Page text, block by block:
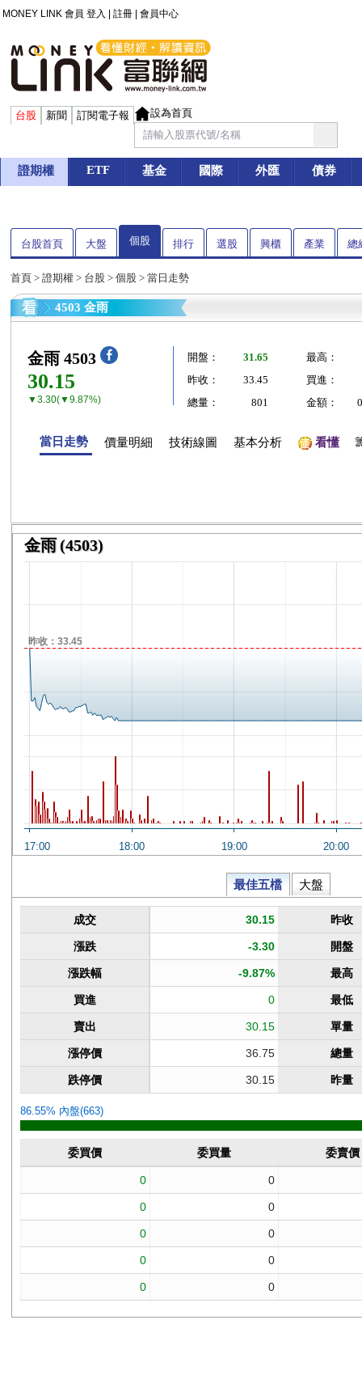
MONEY LINK 會員 登入 註冊 會員中心
台股 新聞 訂閱電子報 設為首頁
證期權 ETF 基金 國際 外匯 債券
台股首頁 大盤 個股 排行 選股 興櫃 產業 總
首頁 > 證期權 > 台股 > 個股 > 當日走勢
4503 金雨
金雨 4503
30.15
▼3.30(▼9.87%)
開盤： 31.65
最高：
昨收：
33.45
買進：
總量：
801 金額：
當日走勢 價量明細 技術線圖 基本分析 看懂